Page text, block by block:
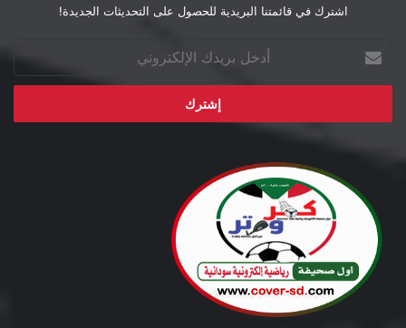
اشترك في قائمتنا البريدية للحصول على التحديثات الجديدة!
بريدك
الإلكتروني